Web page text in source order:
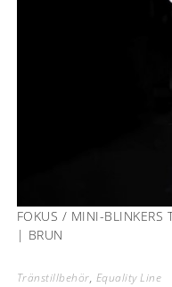
FOKUS / MINI-BLINKERS
| BRUN
Tränstillbehör, Equality Line